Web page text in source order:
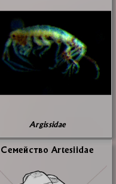
Argissidae
Се­мей­ство Artesiidae